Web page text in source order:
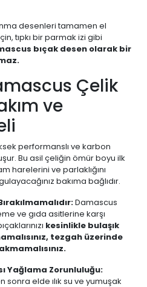
desenleri tamamen el
tıpkı bir parmak izi gibi
bıçak desen olarak bir
Çelik
ve
performanslı ve karbon
Bu asil çeliğin ömür boyu ilk
harelerini ve parlaklığını
bakıma bağlıdır.
Damascus
ve gıda asitlerine karşı
kesinlikle bulaşık
tezgah üzerinde
Yağlama Zorunluluğu:
sonra elde ılık su ve yumuşak